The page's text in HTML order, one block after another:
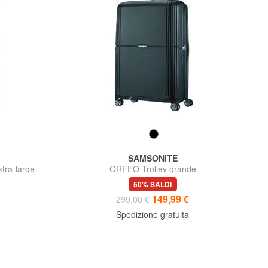
large,
SAMSONITE
ORFEO Trolley grande
50% SALDI
299,00 € 149,99 €
Spedizione gratuita